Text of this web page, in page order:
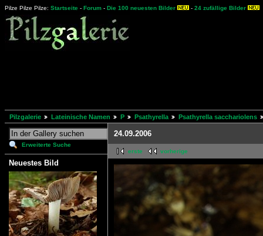
Pilze Pilze Pilze: Startseite - Forum - Die 100 neuesten Bilder - 24 zufällige Bilder
Pilzgalerie Lateinische Namen P Psathyrella Psathyrella sacchariolens
Erweiterte Suche
Neuestes Bild
24.09.2006
erste vorherige